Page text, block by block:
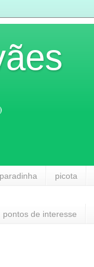
picota
pontos de interesse